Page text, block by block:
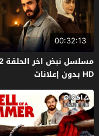
00:32:13
HD بدون إعلانات